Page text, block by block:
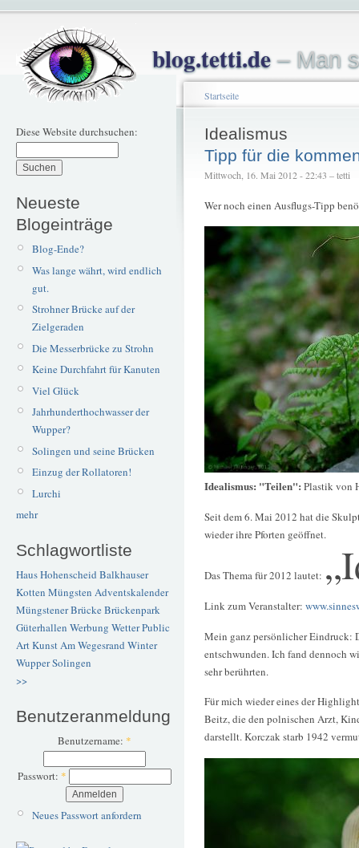
blog.tetti.de– Man
Diese Website durchsuchen:
Neueste
Blogeinträge
Blog-Ende?
Was lange währt, wird endlich
gut.
Strohner Brücke auf der
Zielgeraden
Die Messerbrücke zu Strohn
Keine Durchfahrt für Kanuten
Viel Glück
Jahrhunderthochwasser der
Wupper?
Solingen und seine Brücken
Einzug der Rollatoren!
Lurchi
mehr
Schlagwortliste
Haus Hohenscheid Balkhauser
Kotten Müngsten Adventskalender
Müngstener BrückeBrückenpark
Güterhallen Werbung WetterPublic
ArtKunstAm Wegesrand Winter
WupperSolingen
>>
Benutzeranmeldung
Benutzername: *
Passwort: *
Neues Passwort anfordern
Startseite
Idealismus
Tipp für die
Mittwoch, 16. Mai 2012 - 22:43 – tetti
Wer noch einen Ausflugs-Tipp
Idealismus: "Teilen": Plastik von
Seit dem 6. Mai 2012 hat die
wieder ihre Pforten geöffnet.
Das Thema für 2012 lautet:
Link zum Veranstalter:
Mein ganz persönlicher Eindruck:
entschwunden. Ich fand dennoch
sehr berührten.
Für mich wieder eines der
Beitz, die den polnischen Arzt,
darstellt. Korczak starb 1942